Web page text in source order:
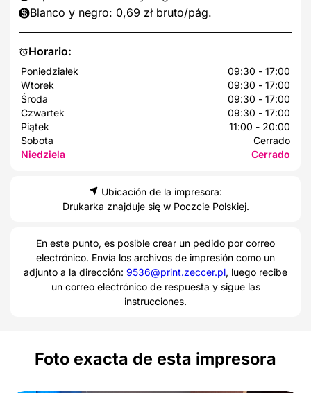
Horario:
Poniedziałek
09:30 - 17:00
Wtorek
09:30 - 17:00
Środa
09:30 - 17:00
Czwartek
09:30 - 17:00
Piątek
11:00 - 20:00
Sobota
Cerrado
Niedziela
Cerrado
Blanco y negro: 0,69 zł bruto/pág.
Ubicación de la impresora:
Drukarka znajduje się w Poczcie Polskiej.
En este punto, es posible crear un pedido por correo
electrónico. Envía los archivos de impresión como un
adjunto a la dirección: 9536@print.zeccer.pl, luego recibe
un correo electrónico de respuesta y sigue las
instrucciones.
Foto exacta de esta impresora